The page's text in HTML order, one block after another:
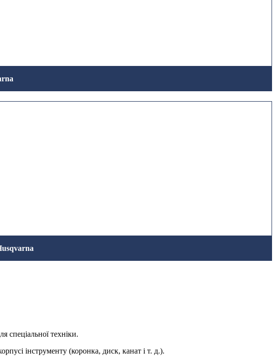
спеціальної техніки.
інструменту (коронка, диск, канат і т. д.).